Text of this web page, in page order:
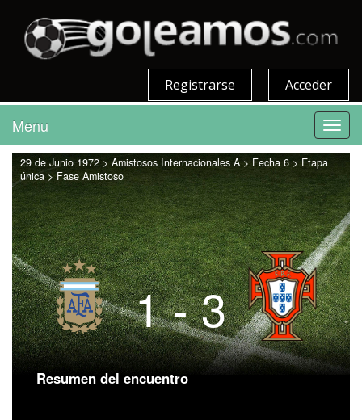
Acceder
Registrarse
Menu
29 de Junio 1972 > Amistosos Internacionales A > Fecha 6 > Etapa
única > Fase Amistoso
1 - 3
Resumen del encuentro